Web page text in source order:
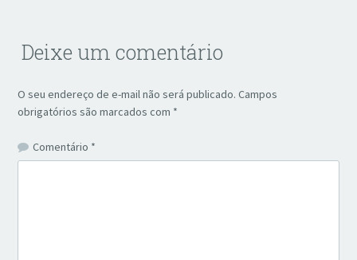
Deixe um comentário
O seu endereço de e-mail não será publicado. Campos
obrigatórios são marcados com *
Comentário *